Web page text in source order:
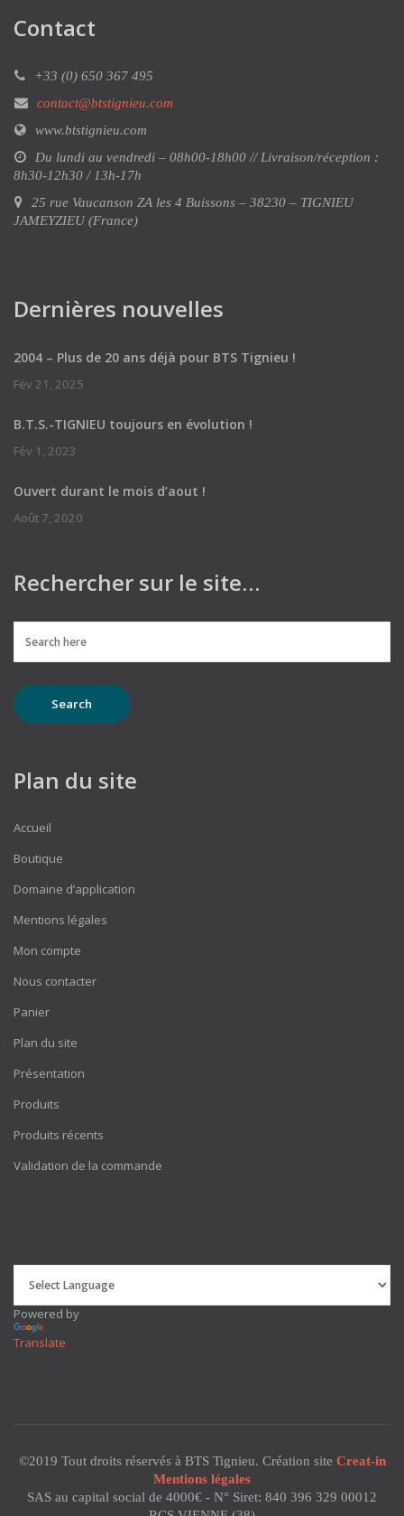
Contact
+33 (0) 650 367 495
contact@btstignieu.com
www.btstignieu.com
Du lundi au vendredi – 08h00-18h00 // Livraison/réception :
8h30-12h30 / 13h-17h
25 rue Vaucanson ZA les 4 Buissons – 38230 – TIGNIEU
JAMEYZIEU (France)
Dernières nouvelles
2004 – Plus de 20 ans déjà pour BTS Tignieu !
Fév 21, 2025
B.T.S.-TIGNIEU toujours en évolution !
Fév 1, 2023
Ouvert durant le mois d’aout !
Août 7, 2020
Rechercher sur le site…
Plan du site
Accueil
Boutique
Domaine d’application
Mentions légales
Mon compte
Nous contacter
Panier
Plan du site
Présentation
Produits
Produits récents
Validation de la commande
Powered by
Translate
©2019 Tout droits réservés à BTS Tignieu. Création site Creat-in
Mentions légales
SAS au capital social de 4000€ - N° Siret: 840 396 329 00012